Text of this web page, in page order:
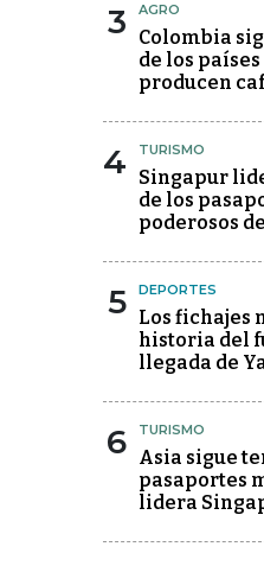
3 AGRO
Colombia
de los
producen
4 TURISMO
Singapur
de los
poderosos
5 DEPORTES
Los fichajes
historia del
llegada de
6 TURISMO
Asia sigue
pasaportes
lidera